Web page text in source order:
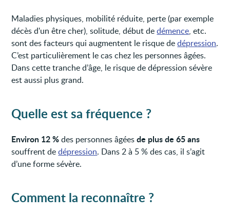
Maladies physiques, mobilité réduite, perte (par exemple
décès d'un être cher), solitude, début dedémence, etc.
sont des facteurs qui augmentent le risque dedépression.
C’est particulièrement le cas chez les personnes âgées.
Dans cette tranche d’âge, le risque de dépression sévère
est aussi plus grand.
Quelle est sa fréquence ?
Environ 12 %des personnes âgéesde plus de 65 ans
souffrent dedépression. Dans 2 à 5 % des cas, il s’agit
d’une forme sévère.
Comment la reconnaître ?